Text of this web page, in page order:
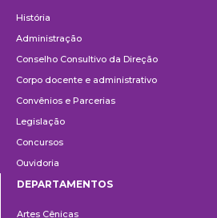
História
Administração
Conselho Consultivo da Direção
Corpo docente e administrativo
Convênios e Parcerias
Legislação
Concursos
Ouvidoria
DEPARTAMENTOS
Artes Cênicas